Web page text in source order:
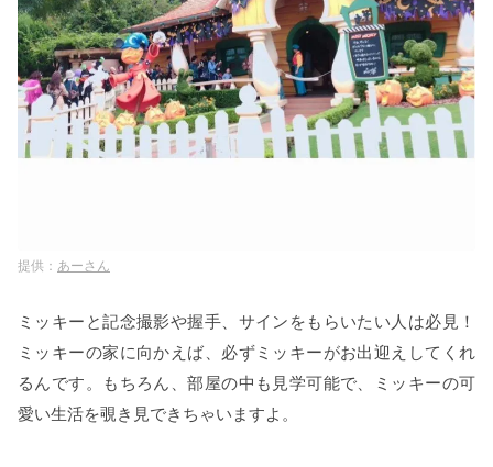
あーさん
ミッキーと記念撮影や握手、サインをもらいたい人は必見！
ミッキーの家に向かえば、必ずミッキーがお出迎えしてくれ
るんです。もちろん、部屋の中も見学可能で、ミッキーの可
愛い生活を覗き見できちゃいますよ。